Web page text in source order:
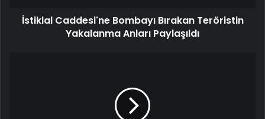
İstiklal Caddesi'ne Bombayı Bırakan Teröristin
Yakalanma Anları Paylaşıldı